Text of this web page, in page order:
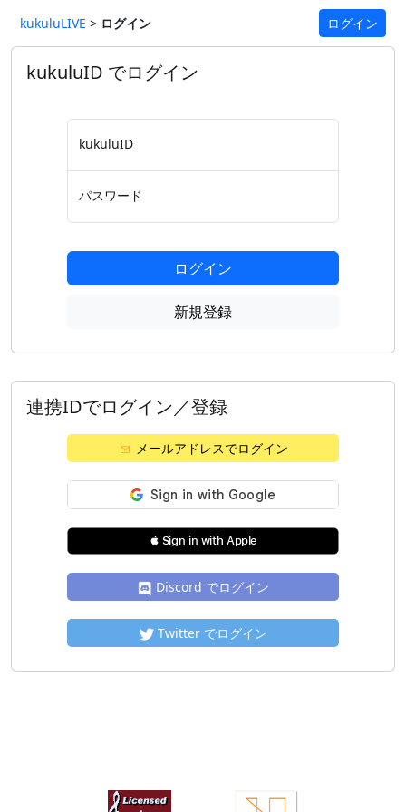
kukuluLIVE > ログイン ログイン
kukuluID でログイン
kukuluID
パスワード
ログイン
新規登録
連携IDでログイン／登録
メールアドレスでログイン
 Sign in with Apple
Discord でログイン
Twitter でログイン